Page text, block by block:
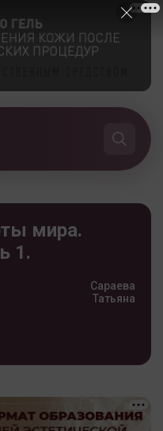
мира.
1.
Сараева
Татьяна